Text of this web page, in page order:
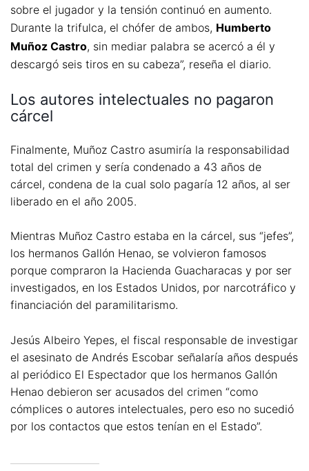
sobre el jugador y la tensión continuó en aumento.
Durante la trifulca, el chófer de ambos, Humberto
Muñoz Castro, sin mediar palabra se acercó a él y
descargó seis tiros en su cabeza”, reseña el diario.
Los autores intelectuales no pagaron
cárcel
Finalmente, Muñoz Castro asumiría la responsabilidad
total del crimen y sería condenado a 43 años de
cárcel, condena de la cual solo pagaría 12 años, al ser
liberado en el año 2005.
Mientras Muñoz Castro estaba en la cárcel, sus “jefes”,
los hermanos Gallón Henao, se volvieron famosos
porque compraron la Hacienda Guacharacas y por ser
investigados, en los Estados Unidos, por narcotráfico y
financiación del paramilitarismo.
Jesús Albeiro Yepes, el fiscal responsable de investigar
el asesinato de Andrés Escobar señalaría años después
al periódico El Espectador que los hermanos Gallón
Henao debieron ser acusados del crimen “como
cómplices o autores intelectuales, pero eso no sucedió
por los contactos que estos tenían en el Estado”.